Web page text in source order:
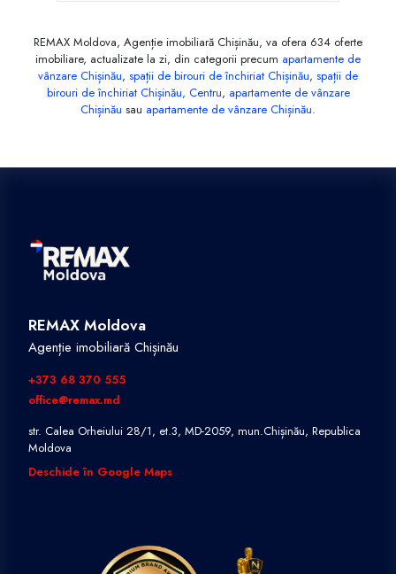
REMAX Moldova, Agenție imobiliară Chișinău, va ofera 634 oferte
imobiliare, actualizate la zi, din categorii precum apartamente de
vânzare Chișinău, spații de birouri de închiriat Chișinău, spații de
birouri de închiriat Chișinău, Centru, apartamente de vânzare
Chișinău sau apartamente de vânzare Chișinău.
REMAX Moldova
Agenție imobiliară Chișinău
+373 68 370 555
office@remax.md
str. Calea Orheiului 28/1, et.3, MD-2059, mun.Chișinău, Republica
Moldova
Deschide în Google Maps